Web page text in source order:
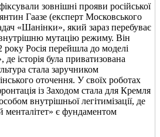
зовнішні прояви російської
Гаазе (експерт Московського
«Шанінки», який зараз перебуває
внутрішню мутацію режиму. Він
року Росія перейшла до моделі
історія була приватизована
стала заручником
оточення. У своїх роботах
із Заходом стала для Кремля
внутрішньої легітимізації, де
менталітет» є фундаментом